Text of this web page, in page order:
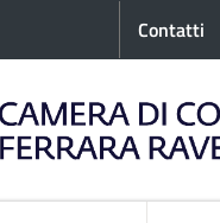
Contatti